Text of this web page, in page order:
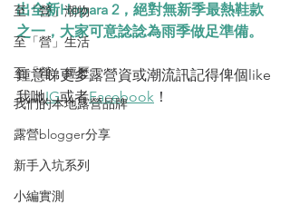
至「營」潮物
至「營」生活
至「營」經歷
我們的本地露營品牌
露營blogger分享
新手入坑系列
小編實測
出全新Hopara 2，絕對無新季最熱鞋款
之一，大家可意諗諗為雨季做足準備。
鍾意睇更多露營資或潮流訊記得俾個like
我哋IG或者Facebook ！